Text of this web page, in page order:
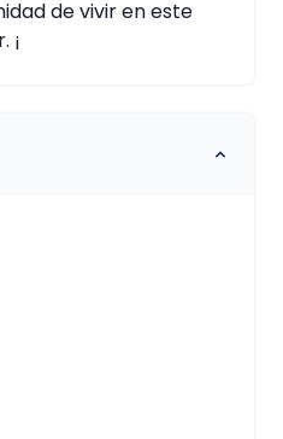
de vivir en este
¡